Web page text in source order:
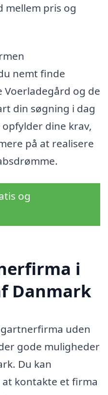
mellem pris og
nemt finde
og de
din søgning i dag
dine krav,
på at realisere
og
i
Danmark
uden
gode muligheder
Du kan
at kontakte et firma